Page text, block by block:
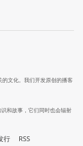
文化。我们开发原创的播客
和故事，它们同时也会辐射
行 RSS